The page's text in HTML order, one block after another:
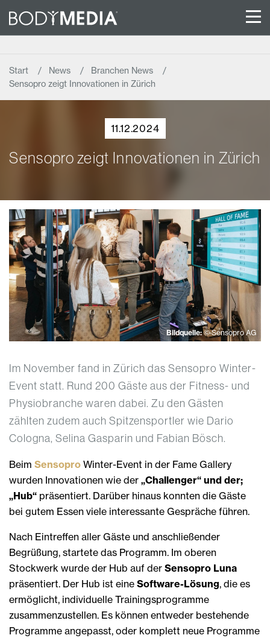
Start News
Branchen News
Sensopro zeigt Innovationen in Zürich
11.12.2024
Sensopro zeigt Innovationen in Zürich
Bildquelle:© Sensopro AG
Im November fand in Zürich das Sensopro Winter-
Event statt. Rund 200 Gäste aus der Fitness- und
Physiobranche waren dabei. Zu den Gästen
zählten zudem auch Spitzensportler wie Dario
Cologna, Selina Gasparin und Fabian Bösch.
Beim Sensopro Winter-Event in der Fame Gallery
wurden Innovationen wie der „Challenger“ und der;
„Hub“ präsentiert. Darüber hinaus konnten die Gäste
bei gutem Essen viele interessante Gespräche führen.
Nach Eintreffen aller Gäste und anschließender
Begrüßung, startete das Programm. Im oberen
Stockwerk wurde der Hub auf der Sensopro Luna
präsentiert. Der Hub ist eine Software-Lösung, die es
ermöglicht, individuelle Trainingsprogramme
zusammenzustellen. Es können entweder bestehende
Programme angepasst, oder komplett neue Programme